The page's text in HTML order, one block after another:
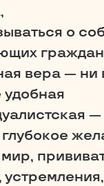
о
вера — ни
удобная
—
устремления,